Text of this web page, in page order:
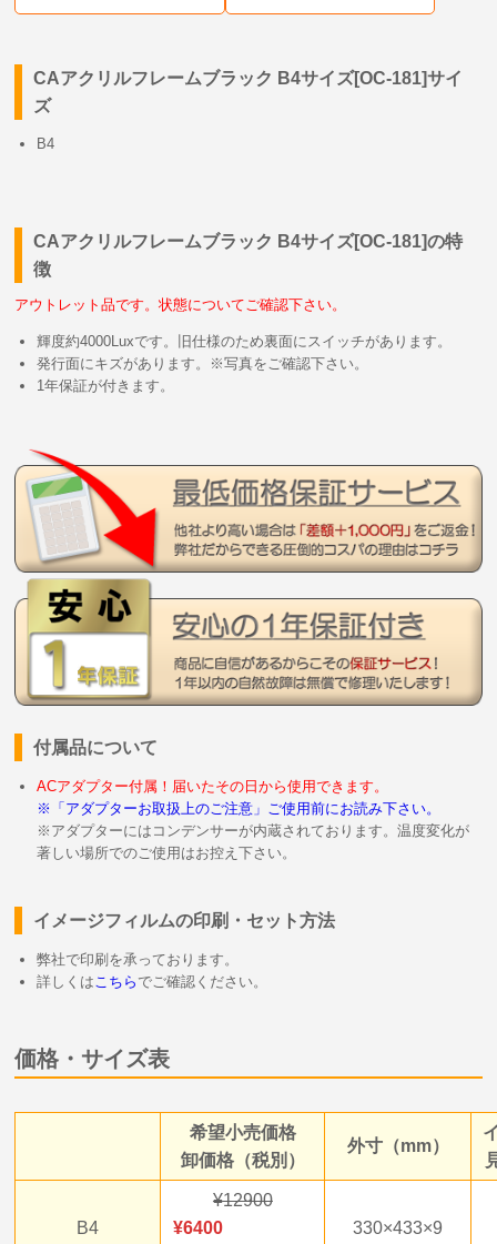
CAアクリルフレームブラック B4サイズ[OC-181]サイ
ズ
B4
CAアクリルフレームブラック B4サイズ[OC-181]の特
徴
アウトレット品です。状態についてご確認下さい。
輝度約4000Luxです。旧仕様のため裏面にスイッチがあります。
発行面にキズがあります。※写真をご確認下さい。
1年保証が付きます。
付属品について
ACアダプター付属！届いたその日から使用できます。
※「アダプターお取扱上のご注意」ご使用前にお読み下さい。
※アダプターにはコンデンサーが内蔵されております。温度変化が
著しい場所でのご使用はお控え下さい。
イメージフィルムの印刷・セット方法
弊社で印刷を承っております。
詳しくは こちら でご確認ください。
価格・サイズ表
希望小売価格
卸価格（税別）
外寸（mm）
B4
12900
6400
330×433×9